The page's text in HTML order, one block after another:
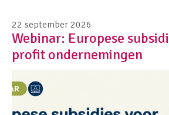
22 september 2026
Webinar: Europese
profit ondernemingen